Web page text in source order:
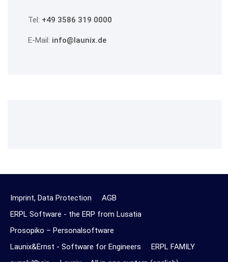
Tel: +49 3586 319 0000
E-Mail: info@launix.de
Imprint, Data Protection
AGB
ERPL Software - the ERP from Lusatia
Prosopiko – Personalsoftware
Launix&Ernst - Software for Engineers
ERPL FAMILY